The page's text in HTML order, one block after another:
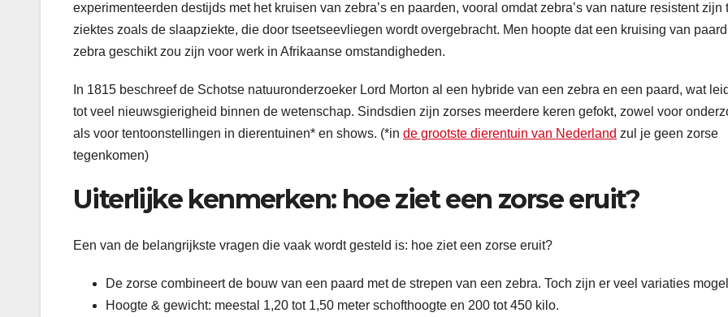
experimenteerden destijds met het kruisen van zebra’s en paarden, vooral omdat zebra’s van nature resistent zijn
ziektes zoals de slaapziekte, die door tseetseevliegen wordt overgebracht. Men hoopte dat een kruising van
zebra geschikt zou zijn voor werk in Afrikaanse omstandigheden.
In 1815 beschreef de Schotse natuuronderzoeker Lord Morton al een hybride van een zebra en een paard, wat
tot veel nieuwsgierigheid binnen de wetenschap. Sindsdien zijn zorses meerdere keren gefokt, zowel voor
als voor tentoonstellingen in dierentuinen* en shows. (*in de grootste dierentuin van Nederland zul je geen zorse
tegenkomen)
Uiterlijke kenmerken: hoe ziet een zorse eruit?
Een van de belangrijkste vragen die vaak wordt gesteld is: hoe ziet een zorse eruit?
De zorse combineert de bouw van een paard met de strepen van een zebra. Toch zijn er veel variaties
Hoogte & gewicht: meestal 1,20 tot 1,50 meter schofthoogte en 200 tot 450 kilo.